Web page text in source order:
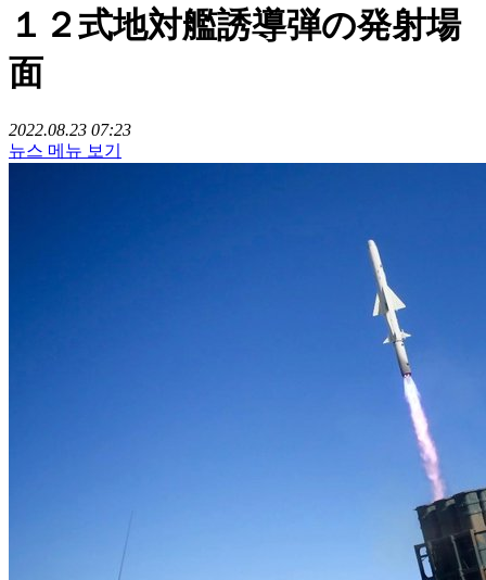
１２式地対艦誘導弾の発射場
面
2022.08.23 07:23
뉴스 메뉴 보기